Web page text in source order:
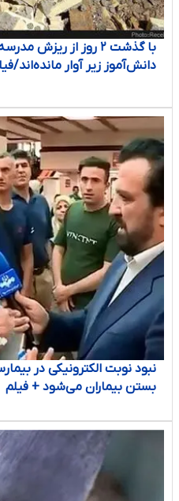
دانش‌آموز زیر آوار مانده‌اند/
نبود نوبت الکترونیکی در
بستن بیماران می‌شود + فیلم